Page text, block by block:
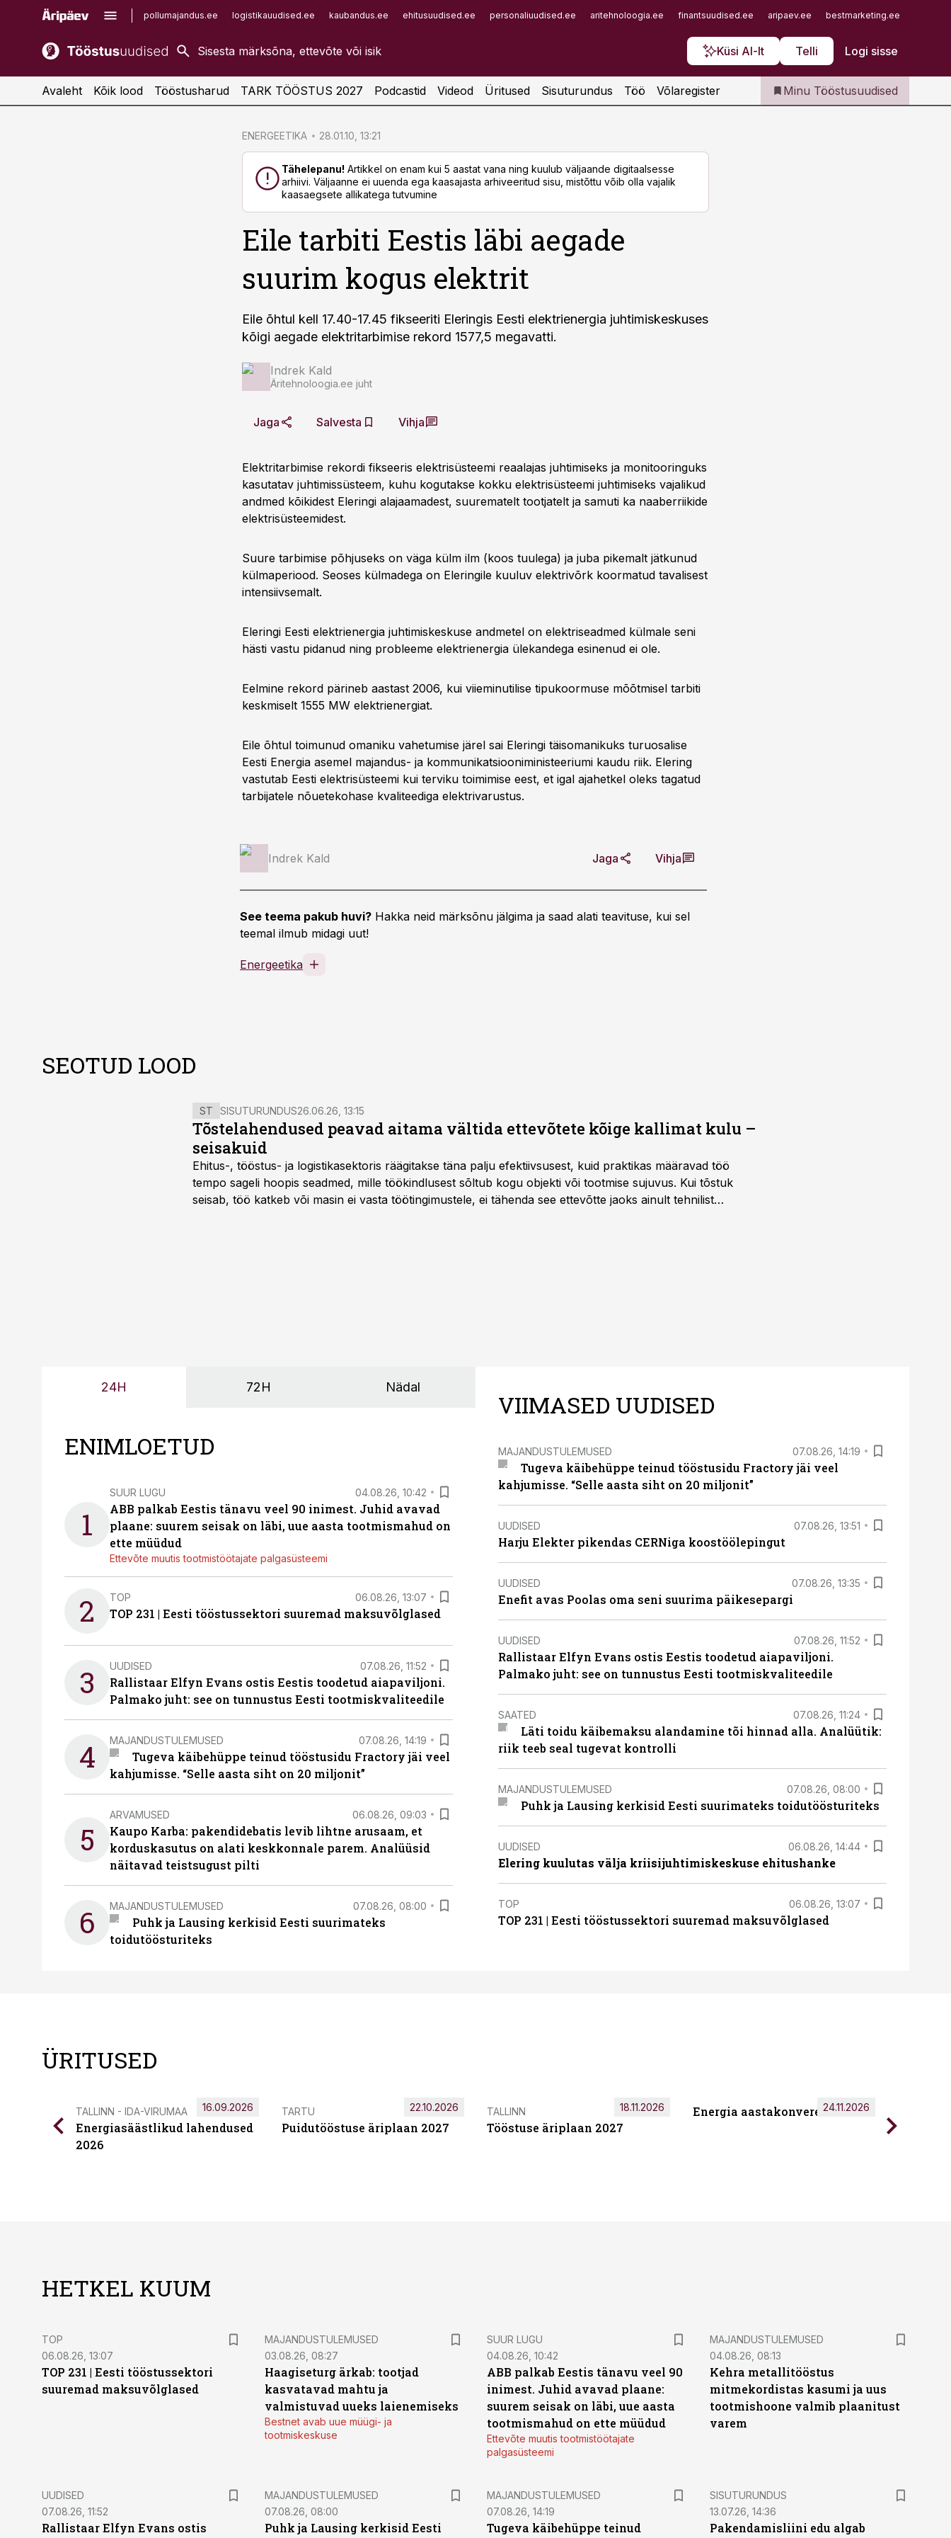
pollumajandus.ee logistikauudised.ee kaubandus.ee ehitusuudised.ee personaliuudised.ee aritehnoloogia.ee finantsuudised.ee aripaev.ee bestmarketing.ee
Küsi AI-lt Telli Logi sisse
kaubandus.ee
kinnisvarauudised.ee
imelineajalugu.ee
Infopank
Iseteenindus
Telli Tööstusuudised
Avaleht Kõik lood Tööstusharud TARK TÖÖSTUS 2027 Podcastid Videod Üritused Sisuturundus Töö Võlaregister Minu Tööstusuudised
ENERGEETIKA 28.01.10, 13:21
Tähelepanu! Artikkel on enam kui 5 aastat vana ning kuulub väljaande digitaalsesse
arhiivi. Väljaanne ei uuenda ega kaasajasta arhiveeritud sisu, mistõttu võib olla vajalik
kaasaegsete allikatega tutvumine
Eile tarbiti Eestis läbi aegade
suurim kogus elektrit
Eile õhtul kell 17.40-17.45 fikseeriti Eleringis Eesti elektrienergia juhtimiskeskuses
kõigi aegade elektritarbimise rekord 1577,5 megavatti.
Indrek Kald
Äritehnoloogia.ee juht
Jaga Salvesta Vihja
Elektritarbimise rekordi fikseeris elektrisüsteemi reaalajas juhtimiseks ja monitooringuks
kasutatav juhtimissüsteem, kuhu kogutakse kokku elektrisüsteemi juhtimiseks vajalikud
andmed kõikidest Eleringi alajaamadest, suurematelt tootjatelt ja samuti ka naaberriikide
elektrisüsteemidest.
Suure tarbimise põhjuseks on väga külm ilm (koos tuulega) ja juba pikemalt jätkunud
külmaperiood. Seoses külmadega on Eleringile kuuluv elektrivõrk koormatud tavalisest
intensiivsemalt.
Eleringi Eesti elektrienergia juhtimiskeskuse andmetel on elektriseadmed külmale seni
hästi vastu pidanud ning probleeme elektrienergia ülekandega esinenud ei ole.
Eelmine rekord pärineb aastast 2006, kui viieminutilise tipukoormuse mõõtmisel tarbiti
keskmiselt 1555 MW elektrienergiat.
Eile õhtul toimunud omaniku vahetumise järel sai Eleringi täisomanikuks turuosalise
Eesti Energia asemel majandus- ja kommunikatsiooniministeeriumi kaudu riik. Elering
vastutab Eesti elektrisüsteemi kui terviku toimimise eest, et igal ajahetkel oleks tagatud
tarbijatele nõuetekohase kvaliteediga elektrivarustus.
Indrek Kald Jaga Vihja
See teema pakub huvi? Hakka neid märksõnu jälgima ja saad alati teavituse, kui sel
teemal ilmub midagi uut!
Energeetika
SEOTUD LOOD
ST SISUTURUNDUS26.06.26, 13:15
Tõstelahendused peavad aitama vältida ettevõtete kõige kallimat kulu –
seisakuid
Ehitus-, tööstus- ja logistikasektoris räägitakse täna palju efektiivsusest, kuid praktikas määravad töö
tempo sageli hoopis seadmed, mille töökindlusest sõltub kogu objekti või tootmise sujuvus. Kui tõstuk
seisab, töö katkeb või masin ei vasta töötingimustele, ei tähenda see ettevõtte jaoks ainult tehnilist
24H 72H Nädal
ENIMLOETUD
1
SUUR LUGU 04.08.26, 10:42
ABB palkab Eestis tänavu veel 90 inimest. Juhid avavad
plaane: suurem seisak on läbi, uue aasta tootmismahud on
ette müüdud
Ettevõte muutis tootmistöötajate palgasüsteemi
2 TOP 06.08.26, 13:07
TOP 231 | Eesti tööstussektori suuremad maksuvõlglased
3 UUDISED 07.08.26, 11:52
Rallistaar Elfyn Evans ostis Eestis toodetud aiapaviljoni.
Palmako juht: see on tunnustus Eesti tootmiskvaliteedile
4 MAJANDUSTULEMUSED 07.08.26, 14:19
Tugeva käibehüppe teinud tööstusidu Fractory jäi veel
kahjumisse. “Selle aasta siht on 20 miljonit”
5
ARVAMUSED 06.08.26, 09:03
Kaupo Karba: pakendidebatis levib lihtne arusaam, et
korduskasutus on alati keskkonnale parem. Analüüsid
näitavad teistsugust pilti
6 MAJANDUSTULEMUSED 07.08.26, 08:00
Puhk ja Lausing kerkisid Eesti suurimateks
toidutöösturiteks
VIIMASED UUDISED
MAJANDUSTULEMUSED 07.08.26, 14:19
Tugeva käibehüppe teinud tööstusidu Fractory jäi veel
kahjumisse. “Selle aasta siht on 20 miljonit”
UUDISED 07.08.26, 13:51
Harju Elekter pikendas CERNiga koostöölepingut
UUDISED 07.08.26, 13:35
Enefit avas Poolas oma seni suurima päikesepargi
UUDISED 07.08.26, 11:52
Rallistaar Elfyn Evans ostis Eestis toodetud aiapaviljoni.
Palmako juht: see on tunnustus Eesti tootmiskvaliteedile
SAATED 07.08.26, 11:24
Läti toidu käibemaksu alandamine tõi hinnad alla. Analüütik:
riik teeb seal tugevat kontrolli
MAJANDUSTULEMUSED 07.08.26, 08:00
Puhk ja Lausing kerkisid Eesti suurimateks toidutöösturiteks
UUDISED 06.08.26, 14:44
Elering kuulutas välja kriisijuhtimiskeskuse ehitushanke
TOP 06.08.26, 13:07
TOP 231 | Eesti tööstussektori suuremad maksuvõlglased
ÜRITUSED
TALLINN - IDA-VIRUMAA
Energiasäästlikud lahendused
2026
16.09.2026 TARTU
Puidutööstuse äriplaan 2027
22.10.2026 TALLINN
Tööstuse äriplaan 2027
18.11.2026 Energia aastakonverents 2026
24.11.2026
HETKEL KUUM
TOP
06.08.26, 13:07
TOP 231 | Eesti tööstussektori
suuremad maksuvõlglased
MAJANDUSTULEMUSED
03.08.26, 08:27
Haagiseturg ärkab: tootjad
kasvatavad mahtu ja
valmistuvad uueks laienemiseks
Bestnet avab uue müügi- ja
tootmiskeskuse
SUUR LUGU
04.08.26, 10:42
ABB palkab Eestis tänavu veel 90
inimest. Juhid avavad plaane:
suurem seisak on läbi, uue aasta
tootmismahud on ette müüdud
Ettevõte muutis tootmistöötajate
palgasüsteemi
MAJANDUSTULEMUSED
04.08.26, 08:13
Kehra metallitööstus
mitmekordistas kasumi ja uus
tootmishoone valmib plaanitust
varem
UUDISED
07.08.26, 11:52
Rallistaar Elfyn Evans ostis
MAJANDUSTULEMUSED
07.08.26, 08:00
Puhk ja Lausing kerkisid Eesti
MAJANDUSTULEMUSED
07.08.26, 14:19
Tugeva käibehüppe teinud
ST
SISUTURUNDUS
13.07.26, 14:36
Pakendamisliini edu algab